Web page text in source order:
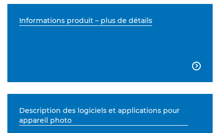
Informations produit – plus de détails

Description des logiciels et applications pour
appareil photo